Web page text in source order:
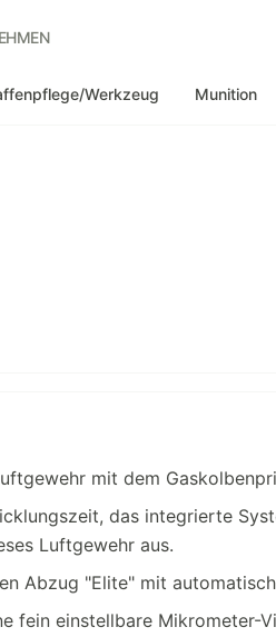
Werkzeug Munition
mit dem
das integrierte
Luftgewehr aus.
Abzug "Elite" mit
fein einstellbare Mikrometer-